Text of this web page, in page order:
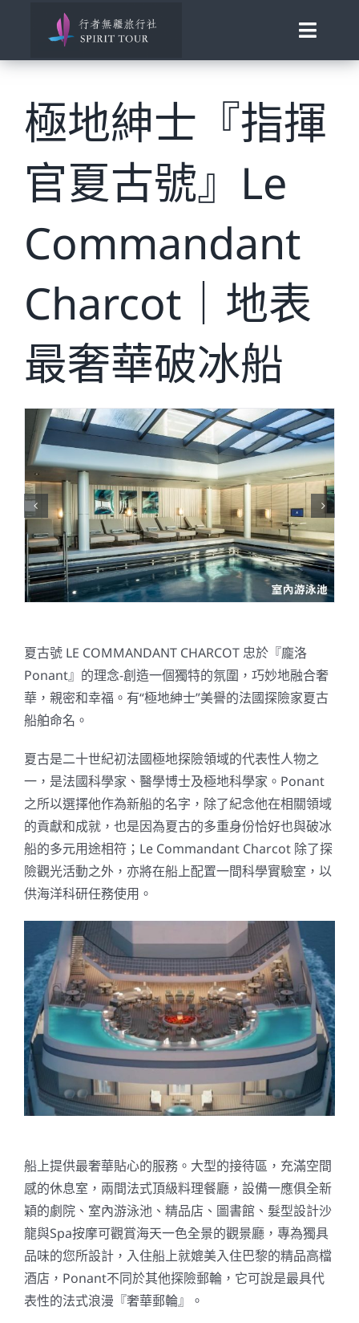
Toggle
旅行講座
發現南北極
歐洲風華
助旅行
合作邀約
View
Image
極地紳士『指揮
官夏古號』Le
Commandant
Charcot｜地表
最奢華破冰船
夏古號 LE COMMANDANT CHARCOT 忠於『龐洛
Ponant』的理念-創造一個獨特的氛圍，巧妙地融合奢
華，親密和幸福。有“極地紳士”美譽的法國探險家夏古
船舶命名。
夏古是二十世紀初法國極地探險領域的代表性人物之
一，是法國科學家、醫學博士及極地科學家。Ponant
之所以選擇他作為新船的名字，除了紀念他在相關領域
的貢獻和成就，也是因為夏古的多重身份恰好也與破冰
船的多元用途相符；Le Commandant Charcot 除了探
險觀光活動之外，亦將在船上配置一間科學實驗室，以
供海洋科研任務使用。
船上提供最奢華貼心的服務。大型的接待區，充滿空間
感的休息室，兩間法式頂級料理餐廳，設備一應俱全新
穎的劇院、 室內游泳池、精品店、圖書館、髮型設計沙
龍與Spa按摩可觀賞海天一色全景的觀景廳，專為獨具
品味的您所設計，入住船上就媲美入住巴黎的精品高檔
酒店，Ponant不同於其他探險郵輪，它可說是最具代
表性的法式浪漫『奢華郵輪』。